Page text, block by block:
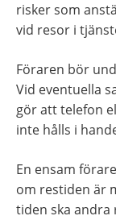
risker som
vid resor i
Föraren bör
Vid eventuella
gör att telefon
inte hålls i
En ensam
om restiden är
tiden ska